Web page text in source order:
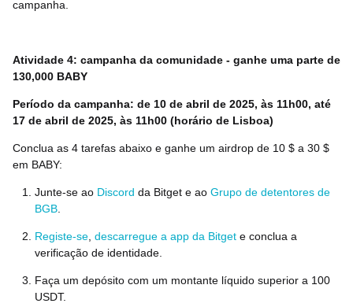
campanha.
Atividade 4: campanha da comunidade - ganhe uma parte de
130,000 BABY
Período da campanha: de 10 de abril de 2025, às 11h00, até
17 de abril de 2025, às 11h00 (horário de Lisboa)
Conclua as 4 tarefas abaixo e ganhe um airdrop de 10 $ a 30 $
em BABY:
Junte-se ao Discord da Bitget e ao Grupo de detentores de
BGB
Registe-se descarregue a app da Bitget e conclua a
verificação de identidade.
Faça um depósito com um montante líquido superior a 100
USDT.